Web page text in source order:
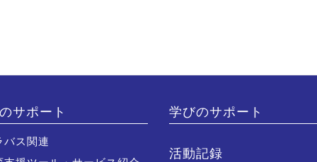
サポート
バス関連
学びのサポート
活動記録